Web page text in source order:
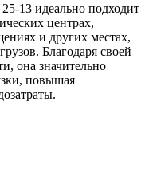
13 идеально подходит
центрах,
и других местах,
Благодаря своей
она значительно
повышая